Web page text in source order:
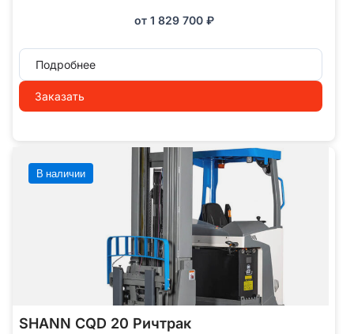
от 1 829 700 ₽
Подробнее
Заказать
В наличии
SHANN CQD 20 Ричтрак